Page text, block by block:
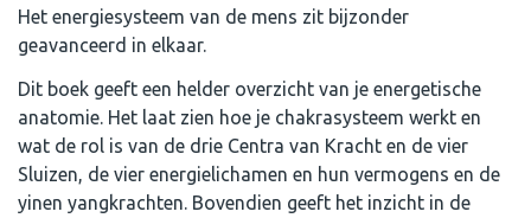
Het energiesysteem van de mens zit bijzonder
geavanceerd in elkaar.
Dit boek geeft een helder overzicht van je energetische
anatomie. Het laat zien hoe je chakrasysteem werkt en
wat de rol is van de drie Centra van Kracht en de vier
Sluizen, de vier energielichamen en hun vermogens en de
yinen yangkrachten. Bovendien geeft het inzicht in de